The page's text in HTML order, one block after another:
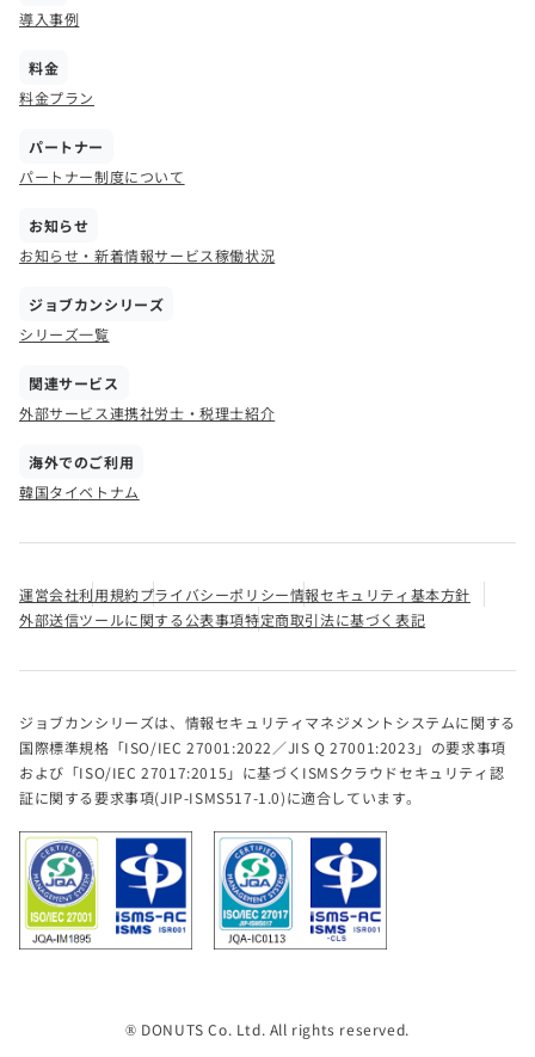
導入事例
料金
料金プラン
パートナー
パートナー制度について
お知らせ
お知らせ・新着情報サービス稼働状況
ジョブカンシリーズ
シリーズ一覧
関連サービス
外部サービス連携社労士・税理士紹介
海外でのご利用
韓国タイベトナム
運営会社利用規約プライバシーポリシー情報セキュリティ基本方針
外部送信ツールに関する公表事項特定商取引法に基づく表記
ジョブカンシリーズは、情報セキュリティマネジメントシステムに関する
国際標準規格「ISO/IEC 27001:2022／JIS Q 27001:2023」の要求事項
および「ISO/IEC 27017:2015」に基づくISMSクラウドセキュリティ認
証に関する要求事項(JIP-ISMS517-1.0)に適合しています。
® DONUTS Co. Ltd. All rights reserved.